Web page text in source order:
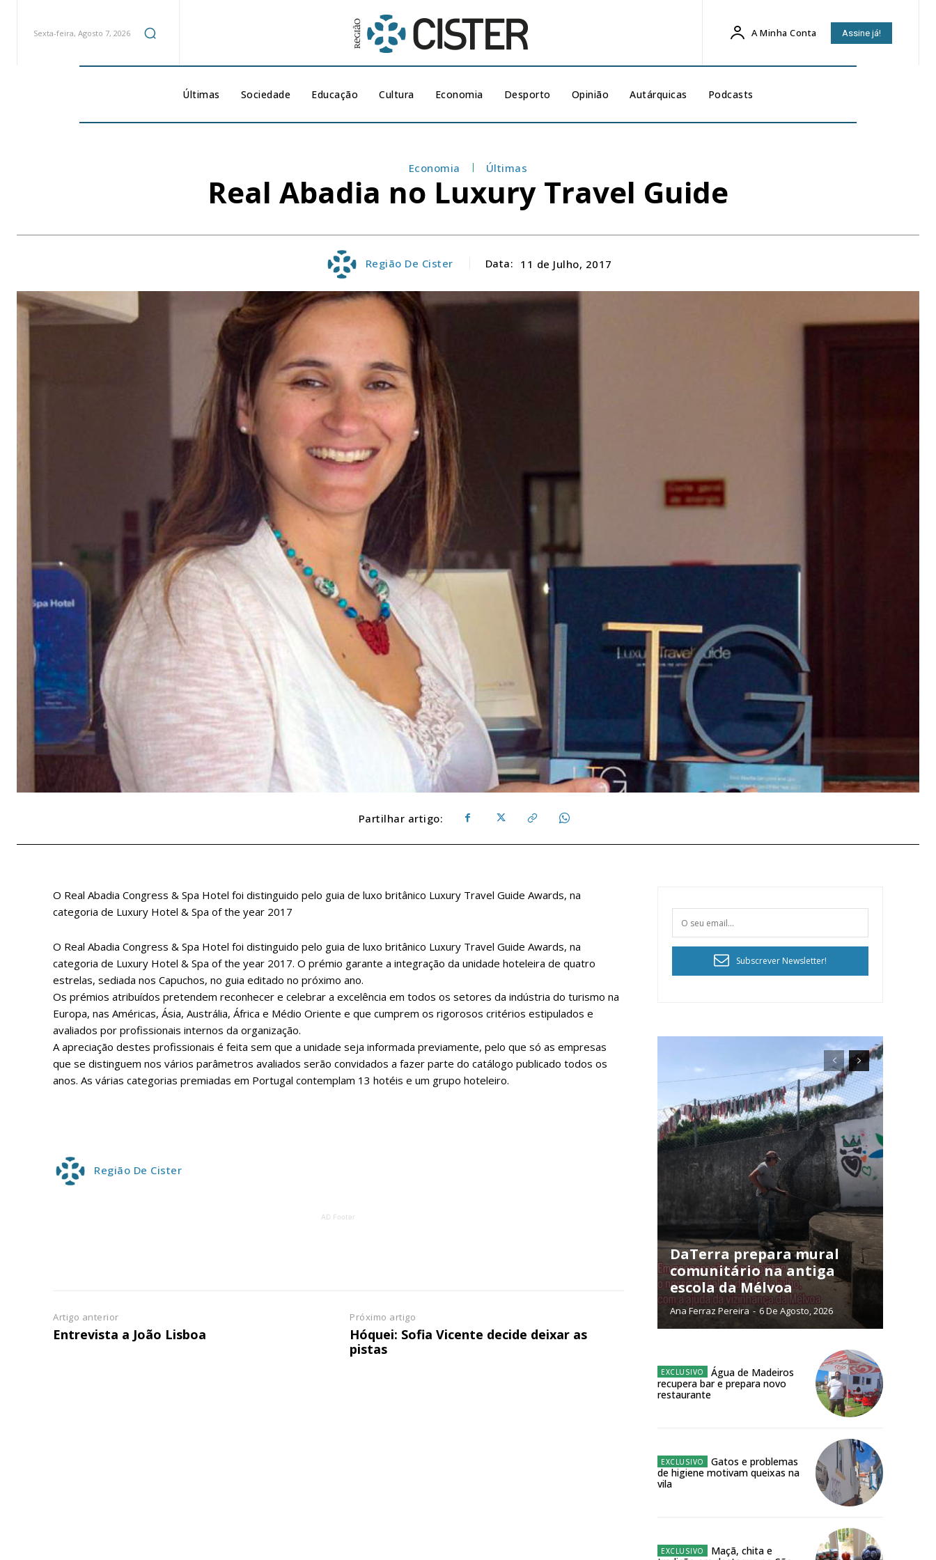
Faça-se assinante do Região de Cister e ajude-nos a manter este serviço público!
ASSINATURA
DIGITAL ANUAL
12 meses
Acesso ao conteúdo online
Acesso aos conteúdos Exclusivos para
Sexta-feira, Agosto 7, 2026 A Minha Conta Assine já!
Últimas Sociedade Educação Cultura Economia Desporto Opinião Autárquicas Podcasts
Economia Últimas
Real Abadia no Luxury Travel Guide
Região De Cister Data: 11 de Julho, 2017
Partilhar artigo:
O Real Abadia Congress & Spa Hotel foi distinguido pelo guia de luxo britânico Luxury Travel Guide Awards, na
categoria de Luxury Hotel & Spa of the year 2017
O Real Abadia Congress & Spa Hotel foi distinguido pelo guia de luxo britânico Luxury Travel Guide Awards, na
categoria de Luxury Hotel & Spa of the year 2017. O prémio garante a integração da unidade hoteleira de quatro
estrelas, sediada nos Capuchos, no guia editado no próximo ano.
Os prémios atribuídos pretendem reconhecer e celebrar a excelência em todos os setores da indústria do turismo na
Europa, nas Américas, Ásia, Austrália, África e Médio Oriente e que cumprem os rigorosos critérios estipulados e
avaliados por profissionais internos da organização.
A apreciação destes profissionais é feita sem que a unidade seja informada previamente, pelo que só as empresas
que se distinguem nos vários parâmetros avaliados serão convidados a fazer parte do catálogo publicado todos os
anos. As várias categorias premiadas em Portugal contemplam 13 hotéis e um grupo hoteleiro.
Região De Cister
AD Footer
Artigo anterior
Entrevista a João Lisboa
Próximo artigo
Hóquei: Sofia Vicente decide deixar as
pistas
Subscrever Newsletter!
DaTerra prepara mural
comunitário na antiga
escola da Mélvoa
Ana Ferraz Pereira - 6 De Agosto, 2026
Água de Madeiros
recupera bar e prepara novo
restaurante
Gatos e problemas
de higiene motivam queixas na
vila
Maçã, chita e